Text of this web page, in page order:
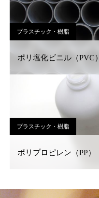
プラスチック・樹脂
ポリ塩化ビニル（PVC）
プラスチック・樹脂
ポリプロピレン（PP）